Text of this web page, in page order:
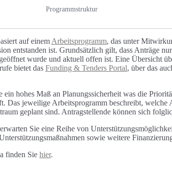
Programmstruktur
auf einemArbeitsprogramm, das unter
entstanden ist. Grundsätzlich gilt, dass Anträge
wurde und aktuell offen ist. Eine Übersicht
bietet das Funding & Tenders Portal, über das
hohes Maß an Planungssicherheit was die
Das jeweilige Arbeitsprogramm beschreibt, welche
geplant sind. Antragstellende können sich
Sie eine Reihe von
sowie weitere
finden Sie hier.